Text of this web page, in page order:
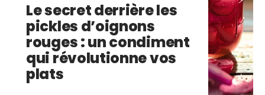
Le secret derrière les
pickles d’oignons
rouges : un condiment
qui révolutionne vos
plats